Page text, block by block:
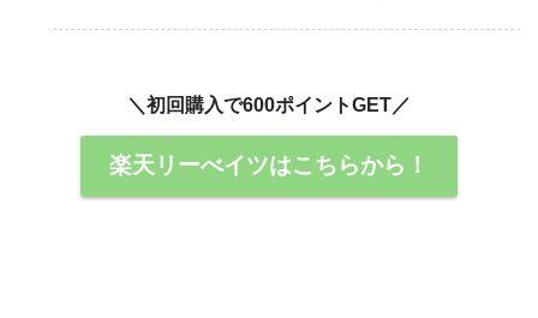
＼初回購入で600ポイントGET／
楽天リーべイツはこちらから！